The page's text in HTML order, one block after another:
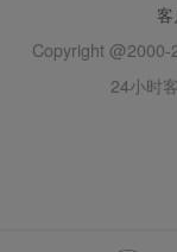
Copyright @2000-
24小时